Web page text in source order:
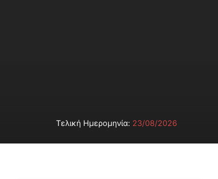
Τελική Ημερομηνία: 23/08/2026